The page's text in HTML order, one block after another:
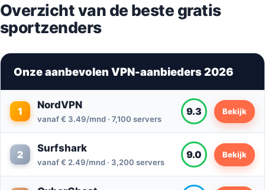
Overzicht van de beste gratis
sportzenders
Onze aanbevolen VPN-aanbieders 2026
1
NordVPN
vanaf € 3.49/mnd · 7,100 servers
9.3 Bekijk
2
Surfshark
vanaf € 2.49/mnd · 3,200 servers
9.0 Bekijk